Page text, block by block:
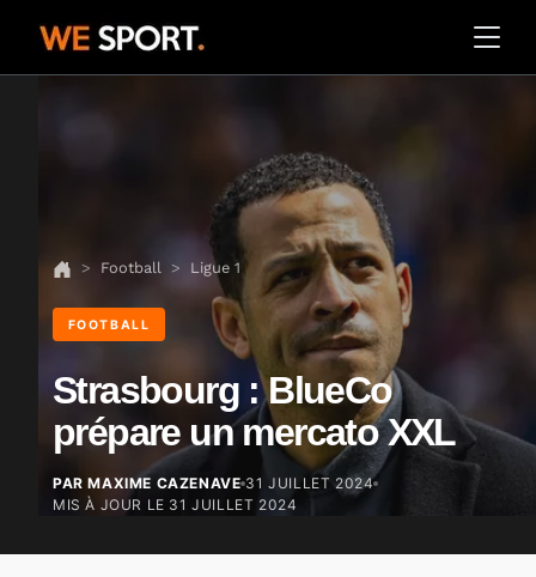
Football Ligue 1
FOOTBALL
Strasbourg : BlueCo
prépare un mercato XXL
PAR MAXIME CAZENAVE 31 JUILLET 2024
MIS À JOUR LE 31 JUILLET 2024